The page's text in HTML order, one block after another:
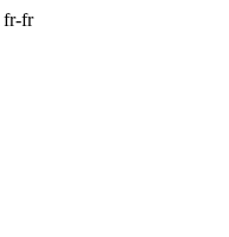
fr-fr